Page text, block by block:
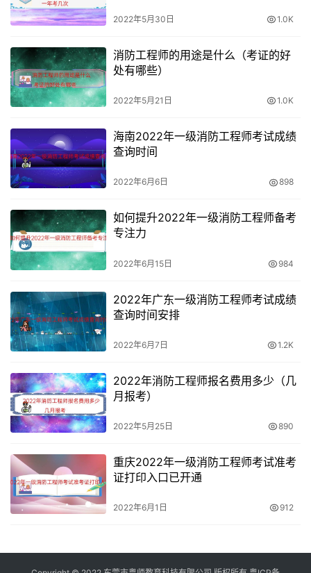
2022年5月30日 1.0K
消防工程师的用途是什么（考证的好
处有哪些）
2022年5月21日 1.0K
海南2022年一级消防工程师考试成绩
查询时间
2022年6月6日 898
如何提升2022年一级消防工程师备考
专注力
2022年6月15日 984
2022年广东一级消防工程师考试成绩
查询时间安排
2022年6月7日 1.2K
2022年消防工程师报名费用多少（几
月报考）
2022年5月25日 890
重庆2022年一级消防工程师考试准考
证打印入口已开通
2022年6月1日 912